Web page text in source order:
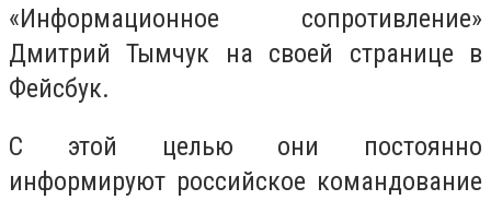
«Информационное сопротивление»
Дмитрий Тымчук на своей странице в
Фейсбук.
С этой целью они постоянно
информируют российское командование